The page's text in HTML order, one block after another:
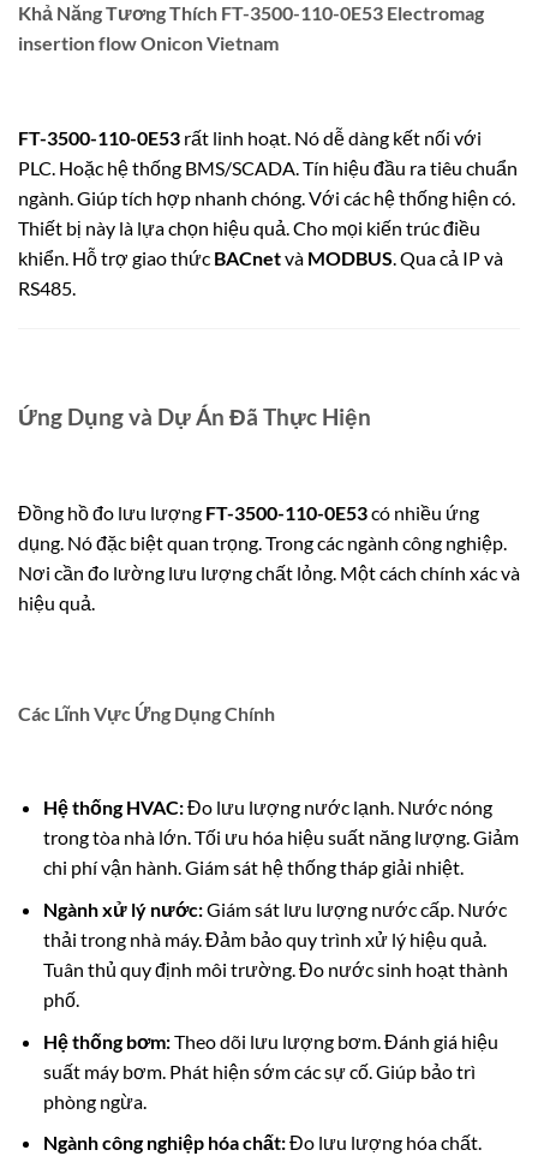
Khả Năng Tương Thích FT-3500-110-0E53 Electromag
insertion flow Onicon Vietnam
FT-3500-110-0E53 rất linh hoạt. Nó dễ dàng kết nối với
PLC. Hoặc hệ thống BMS/SCADA. Tín hiệu đầu ra tiêu chuẩn
ngành. Giúp tích hợp nhanh chóng. Với các hệ thống hiện có.
Thiết bị này là lựa chọn hiệu quả. Cho mọi kiến trúc điều
khiển. Hỗ trợ giao thức BACnetvà MODBUS.Qua cả IP và
RS485.
Ứng Dụng và Dự Án Đã Thực Hiện
Đồng hồ đo lưu lượng FT-3500-110-0E53có nhiều ứng
dụng. Nó đặc biệt quan trọng. Trong các ngành công nghiệp.
Nơi cần đo lường lưu lượng chất lỏng. Một cách chính xác và
hiệu quả.
Các Lĩnh Vực Ứng Dụng Chính
Hệ thống HVAC:Đo lưu lượng nước lạnh.Nước nóng
trong tòa nhà lớn. Tối ưu hóa hiệu suất năng lượng. Giảm
chi phí vận hành. Giám sát hệ thống tháp giải nhiệt.
Ngành xử lý nước:Giám sát lưu lượng nước cấp. Nước
thải trong nhà máy. Đảm bảo quy trình xử lý hiệu quả.
Tuân thủ quy định môi trường. Đo nước sinh hoạt thành
phố.
Hệ thống bơm:Theo dõi lưu lượng bơm. Đánh giá hiệu
suất máy bơm. Phát hiện sớm các sự cố. Giúp bảo trì
phòng ngừa.
Ngành công nghiệp hóa chất:Đo lưu lượng hóa chất.